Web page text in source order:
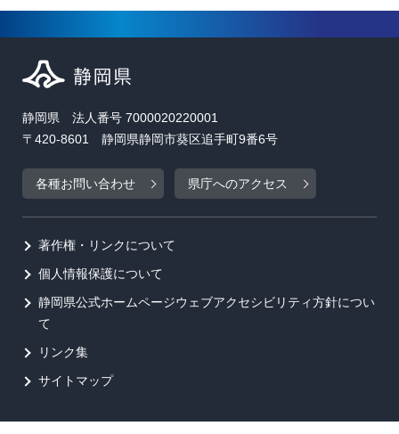
静岡県 法人番号 7000020220001
〒420-8601 静岡県静岡市葵区追手町9番6号
各種お問い合わせ 県庁へのアクセス
著作権・リンクについて
個人情報保護について
静岡県公式ホームページウェブアクセシビリティ方針につい
て
リンク集
サイトマップ